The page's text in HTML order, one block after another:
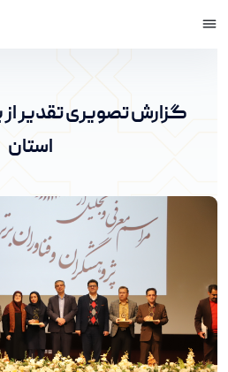
پرتال خبری دانشگاه اراک
گزارش تصویری تقدیر
استان